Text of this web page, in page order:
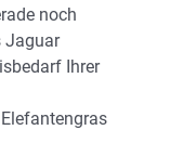
noch
Jaguar
Ihrer